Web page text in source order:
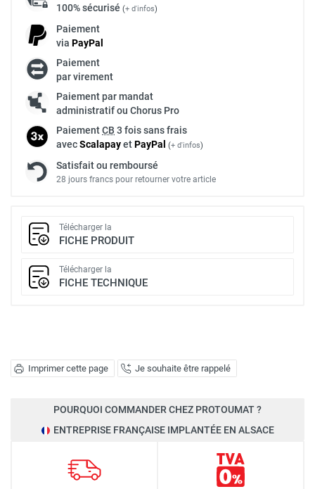
Imprimer cette page Je souhaite être rappelé
100% sécurisé (+ d'infos)
Paiement
via PayPal
Paiement
par virement
Paiement par mandat
administratif ou Chorus Pro
PaiementCB 3 fois sans frais
avecScalapayetPayPal (+ d'infos)
Satisfait ou remboursé
28 jours francs pour retourner votre article
Télécharger la
FICHE PRODUIT
Télécharger la
FICHE TECHNIQUE
POURQUOI COMMANDER CHEZ PROTOUMAT ?
ENTREPRISE FRANÇAISE IMPLANTÉE EN ALSACE